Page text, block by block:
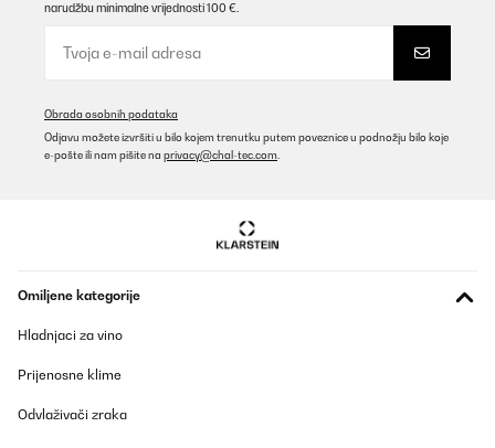
narudžbu minimalne vrijednosti 100 €.
Obrada osobnih podataka
Odjavu možete izvršiti u bilo kojem trenutku putem poveznice u podnožju bilo koje
e-pošte ili nam pišite na privacy@chal-tec.com
Omiljene kategorije
Hladnjaci za vino
Prijenosne klime
Odvlaživači zraka